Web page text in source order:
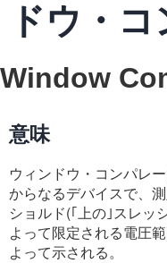
ドウ・
Window
意味
ウィンドウ・コンパレ
からなるデバイスで、
ショルド(｢上の｣スレッ
よって限定される電圧
よって示される。